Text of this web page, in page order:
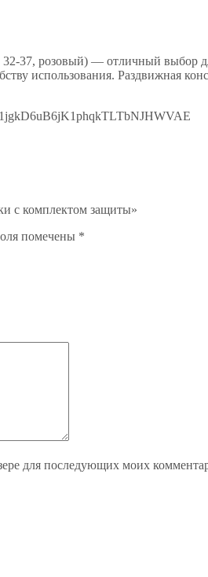
37, розовый) — отличный выбор
использования. Раздвижная
с комплектом защиты»
помечены *
для последующих моих